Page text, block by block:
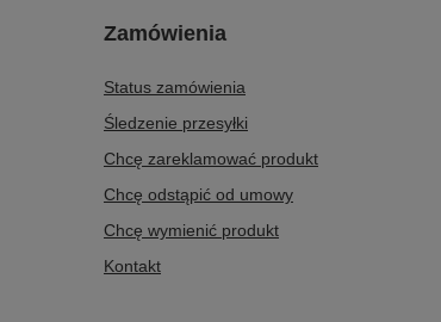
Zamówienia
Status zamówienia
Śledzenie przesyłki
Chcę zareklamować produkt
Chcę odstąpić od umowy
Chcę wymienić produkt
Kontakt